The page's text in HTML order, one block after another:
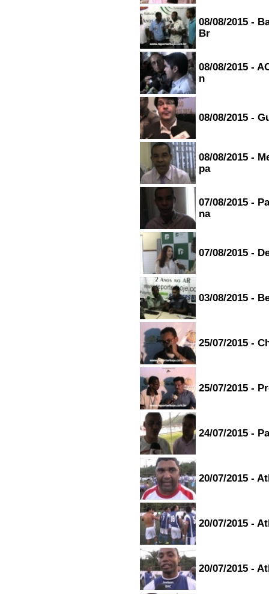
08/08/2015 -
Br
08/08/2015 -
n
08/08/2015 -
08/08/2015 -
pa
07/08/2015 -
na
07/08/2015 -
03/08/2015 -
25/07/2015 -
25/07/2015 -
24/07/2015 -
20/07/2015 -
20/07/2015 -
20/07/2015 -